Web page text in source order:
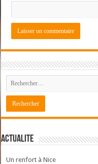
ACTUALITE
Un renfort à Nice